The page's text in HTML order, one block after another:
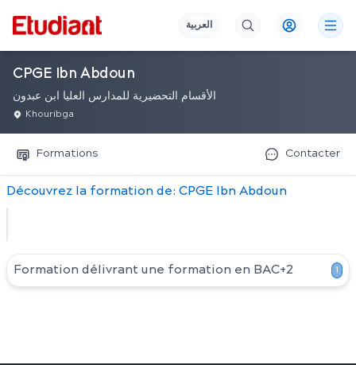
العربية
CPGE Ibn Abdoun
الأقسام التحضيرية للمدارس العليا ابن عبدون
Khouribga
Formations Contacter
Découvrez la formation de: CPGE Ibn Abdoun
Formation délivrant une formation en BAC+2 1